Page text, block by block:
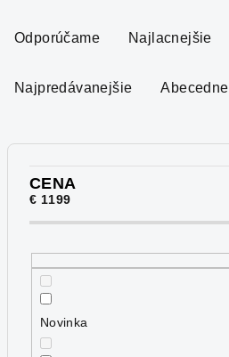
Odporúčame Najlacnejšie
Najpredávanejšie Abecedne
CENA
€ 1199
Novinka